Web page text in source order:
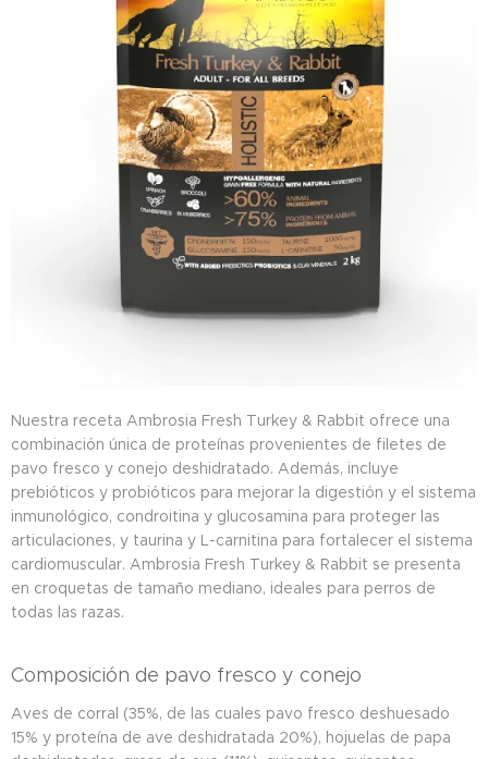
Nuestra receta Ambrosia Fresh Turkey & Rabbit ofrece una
combinación única de proteínas provenientes de filetes de
pavo fresco y conejo deshidratado. Además, incluye
prebióticos y probióticos para mejorar la digestión y el sistema
inmunológico, condroitina y glucosamina para proteger las
articulaciones, y taurina y L-carnitina para fortalecer el sistema
cardiomuscular. Ambrosia Fresh Turkey & Rabbit se presenta
en croquetas de tamaño mediano, ideales para perros de
todas las razas.
Composición de pavo fresco y conejo
Aves de corral (35%, de las cuales pavo fresco deshuesado
15% y proteína de ave deshidratada 20%), hojuelas de papa